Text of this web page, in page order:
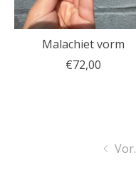
Malachiet vorm
€72,00
Vor.